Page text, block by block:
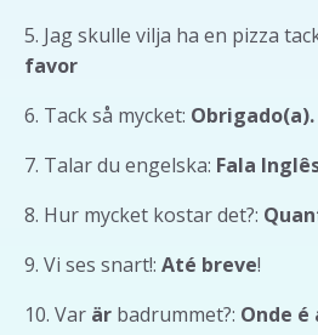
5. Jag skulle vilja ha en pizza
favor
6. Tack så mycket: Obrigado(a).
7. Talar du engelska: Fala
8. Hur mycket kostar det?:
9. Vi ses snart!: Até breve!
10. Var är badrummet?: Onde é